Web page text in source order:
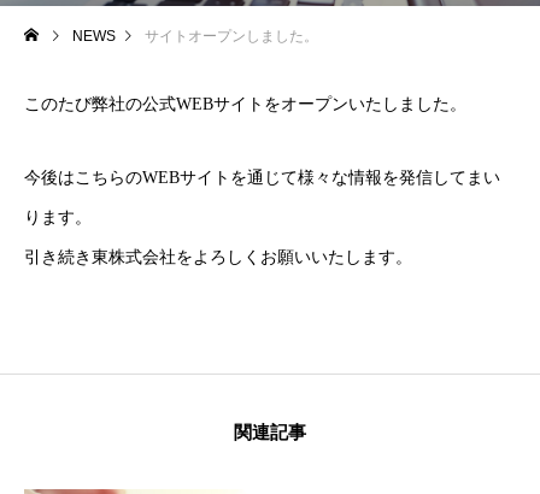
NEWS サイトオープンしました。
このたび弊社の公式WEBサイトをオープンいたしました。
今後はこちらのWEBサイトを通じて様々な情報を発信してまい
ります。
引き続き東株式会社をよろしくお願いいたします。
関連記事